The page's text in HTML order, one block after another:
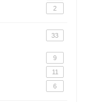
2
33
9
11
6